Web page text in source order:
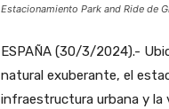
Estacionamiento Park and Ride de
ESPAÑA (30/3/2024).-
natural exuberante, el
infraestructura urbana y la